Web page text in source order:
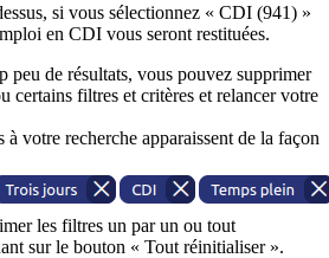
si vous sélectionnez « CDI (941) »
en CDI vous seront restituées.
peu de résultats, vous pouvez supprimer
certains filtres et critères et relancer votre
votre recherche apparaissent de la façon
les filtres un par un ou tout
sur le bouton « Tout réinitialiser ».